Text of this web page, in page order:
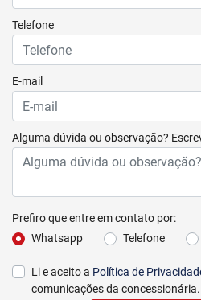
Telefone
E-mail
Alguma dúvida ou observação?
Prefiro que entre em contato por:
Whatsapp
Telefone
Li e aceito a Política de
comunicações da concessionária.